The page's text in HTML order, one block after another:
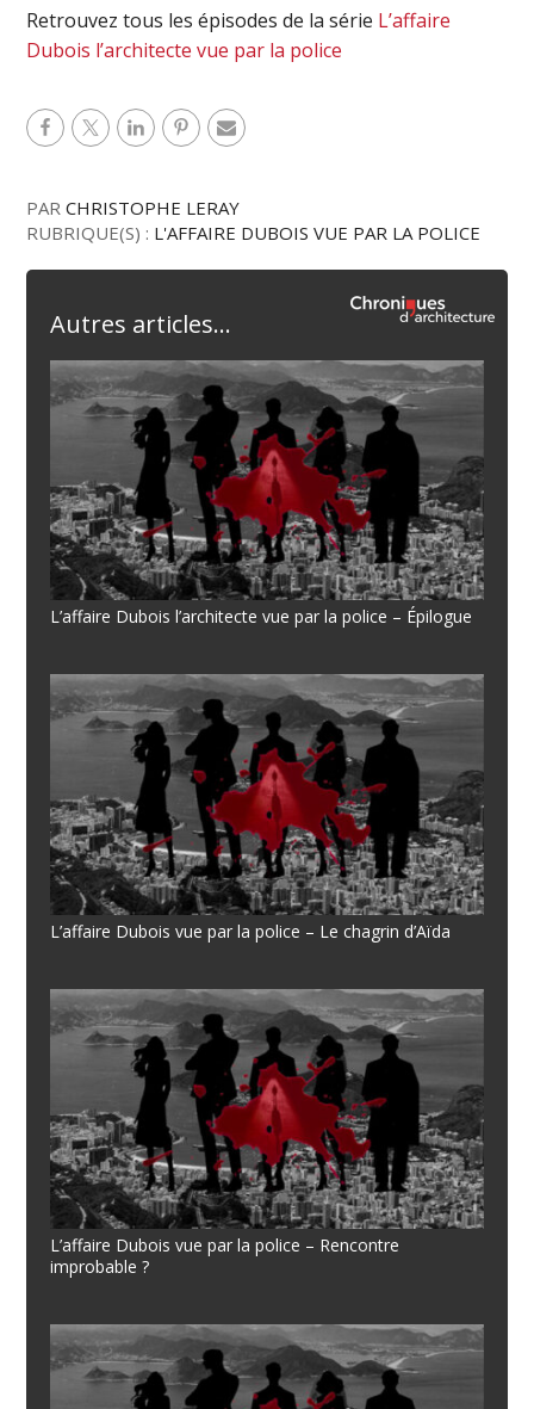
Retrouvez tous les épisodes de la série L’affaire
Dubois l’architecte vue par la police
PARCHRISTOPHE LERAY
RUBRIQUE(S) : L'AFFAIRE DUBOIS VUE PAR LA POLICE
Autres articles...
L’affaire Dubois l’architecte vue par la police – Épilogue
L’affaire Dubois vue par la police – Le chagrin d’Aïda
L’affaire Dubois vue par la police – Rencontre
improbable ?